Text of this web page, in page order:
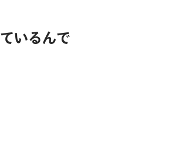
ている んで